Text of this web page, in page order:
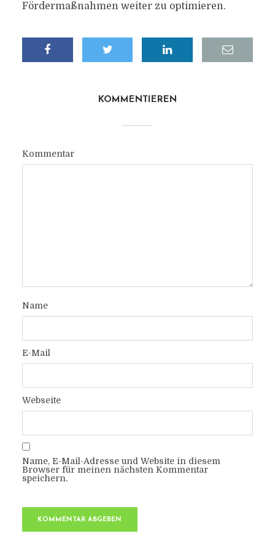
Fördermaßnahmen weiter zu optimieren.
KOMMENTIEREN
Kommentar
Name
E-Mail
Webseite
Name, E-Mail-Adresse und Website in diesem
Browser für meinen nächsten Kommentar
speichern.